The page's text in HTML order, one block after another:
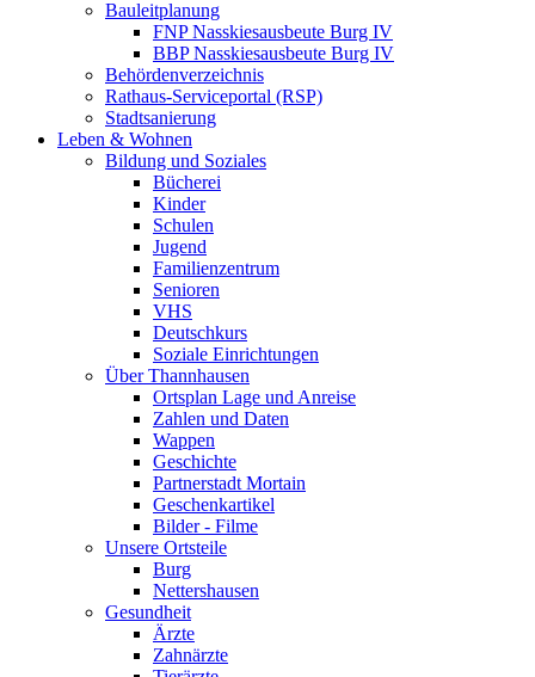
Bauleitplanung
FNP Nasskiesausbeute Burg IV
BBP Nasskiesausbeute Burg IV
Behördenverzeichnis
Rathaus-Serviceportal (RSP)
Stadtsanierung
Leben & Wohnen
Bildung und Soziales
Bücherei
Kinder
Schulen
Jugend
Familienzentrum
Senioren
VHS
Deutschkurs
Soziale Einrichtungen
Über Thannhausen
Ortsplan Lage und Anreise
Zahlen und Daten
Wappen
Geschichte
Partnerstadt Mortain
Geschenkartikel
Bilder - Filme
Unsere Ortsteile
Burg
Nettershausen
Gesundheit
Ärzte
Zahnärzte